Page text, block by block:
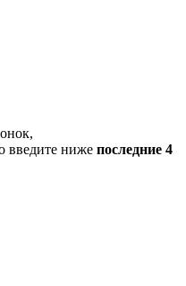
введите ниже последние 4